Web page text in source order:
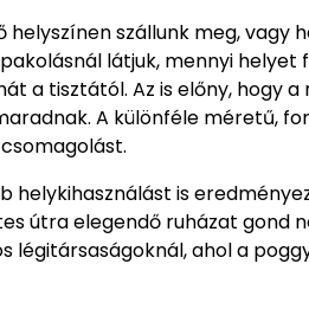
szállunk meg, vagy
látjuk, mennyi helyet
a tisztától. Az is előny, hogy
A különféle méretű,
helykihasználást is
útra elegendő ruházat gond
légitársaságoknál, ahol a